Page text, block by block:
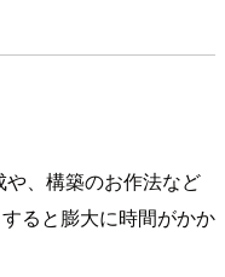
、構築のお作法など
ると膨大に時間がかか